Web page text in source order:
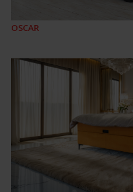
OSCAR